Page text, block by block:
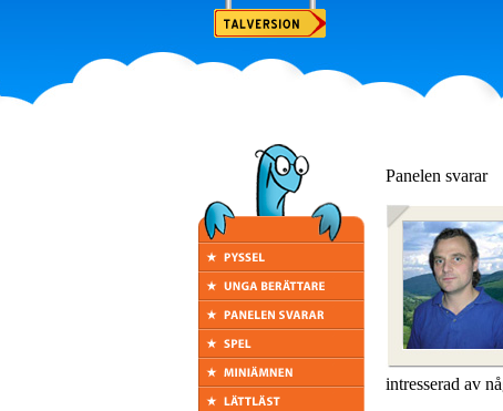
Panelen svarar
intresserad av